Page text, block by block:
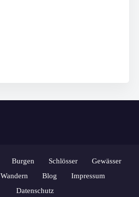
Burgen Schlösser
Gewässer
Wandern Blog
Impressum
Datenschutz